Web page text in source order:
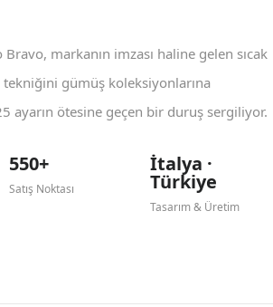
markanın imzası haline gelen sıcak
gümüş koleksiyonlarına
ayarın ötesine geçen bir duruş sergiliyor.
550+
Satış Noktası
İtalya ·
Türkiye
Tasarım & Üretim